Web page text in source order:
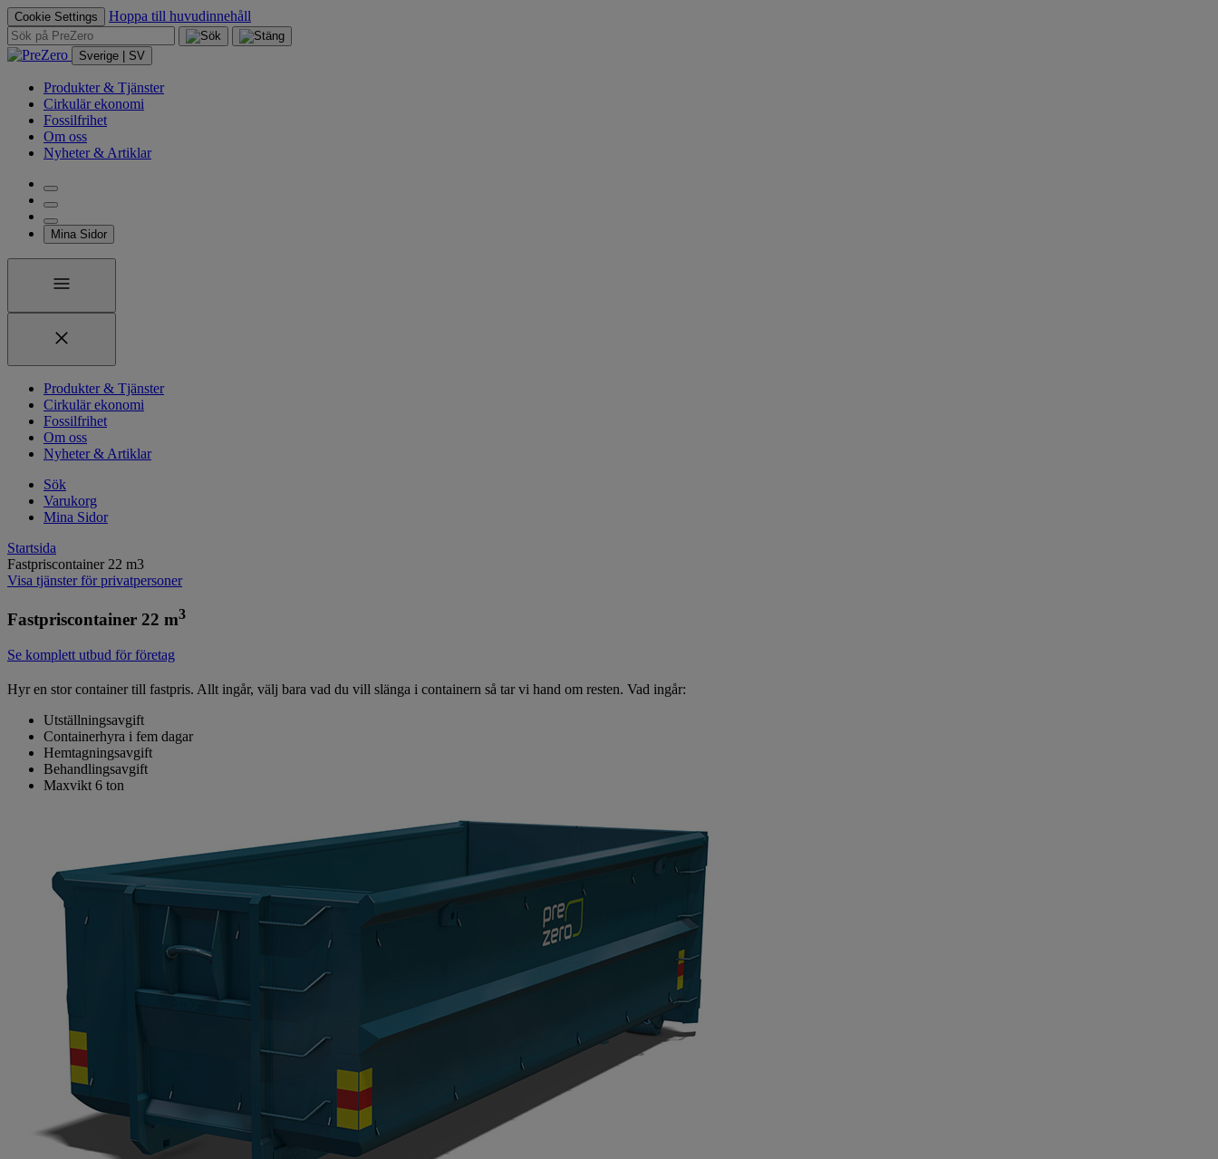
Cookie Settings Hoppa till huvudinnehåll
Sverige | SV
Produkter & Tjänster
Cirkulär ekonomi
Fossilfrihet
Om oss
Nyheter & Artiklar
Mina Sidor
Produkter & Tjänster
Cirkulär ekonomi
Fossilfrihet
Om oss
Nyheter & Artiklar
Sök
Varukorg
Mina Sidor
Startsida
Fastpriscontainer 22 m3
Visa tjänster för privatpersoner
Fastpriscontainer 22 m3
Se komplett utbud för företag
Hyr en stor container till fastpris. Allt ingår, välj bara vad du vill slänga i containern så tar vi hand om resten. Vad ingår:
Utställningsavgift
Containerhyra i fem dagar
Hemtagningsavgift
Behandlingsavgift
Maxvikt 6 ton